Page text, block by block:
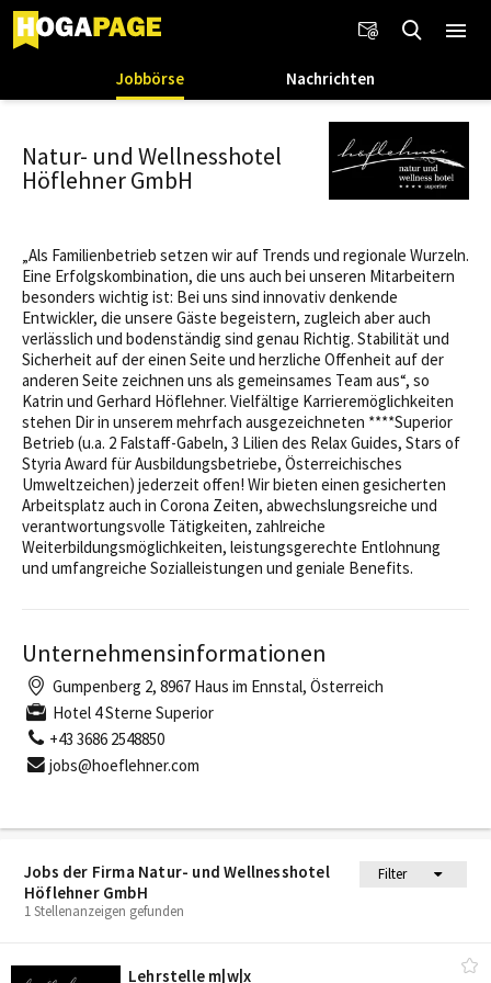
Jobbörse Nachrichten
Jobs der Firma Natur- und Wellnesshotel
Höflehner GmbH
Filter
1 Stellenanzeigen gefunden
Lehrstelle m|w|x
Natur- und Wellnesshotel
Höflehner GmbH
„Als Familienbetrieb setzen wir auf Trends und regionale Wurzeln.
Eine Erfolgskombination, die uns auch bei unseren Mitarbeitern
besonders wichtig ist: Bei uns sind innovativ denkende
Entwickler, die unsere Gäste begeistern, zugleich aber auch
verlässlich und bodenständig sind genau Richtig. Stabilität und
Sicherheit auf der einen Seite und herzliche Offenheit auf der
anderen Seite zeichnen uns als gemeinsames Team aus“, so
Katrin und Gerhard Höflehner. Vielfältige Karrieremöglichkeiten
stehen Dir in unserem mehrfach ausgezeichneten ****Superior
Betrieb (u.a. 2 Falstaff-Gabeln, 3 Lilien des Relax Guides, Stars of
Styria Award für Ausbildungsbetriebe, Österreichisches
Umweltzeichen) jederzeit offen! Wir bieten einen gesicherten
Arbeitsplatz auch in Corona Zeiten, abwechslungsreiche und
verantwortungsvolle Tätigkeiten, zahlreiche
Weiterbildungsmöglichkeiten, leistungsgerechte Entlohnung
und umfangreiche Sozialleistungen und geniale Benefits.
Unternehmensinformationen
Gumpenberg 2, 8967 Haus im Ennstal, Österreich
Hotel 4 Sterne Superior
+43 3686 2548850
jobs@hoeflehner.com